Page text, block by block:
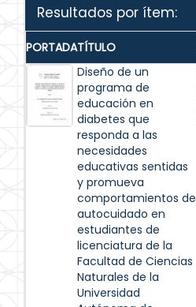
Resultados por ítem:
PORTADATÍTULO
Diseño de un
programa de
educación en
diabetes que
responda a las
necesidades
educativas sentidas
y promueva
comportamientos de
autocuidado en
estudiantes de
licenciatura de la
Facultad de Ciencias
Naturales de la
Universidad